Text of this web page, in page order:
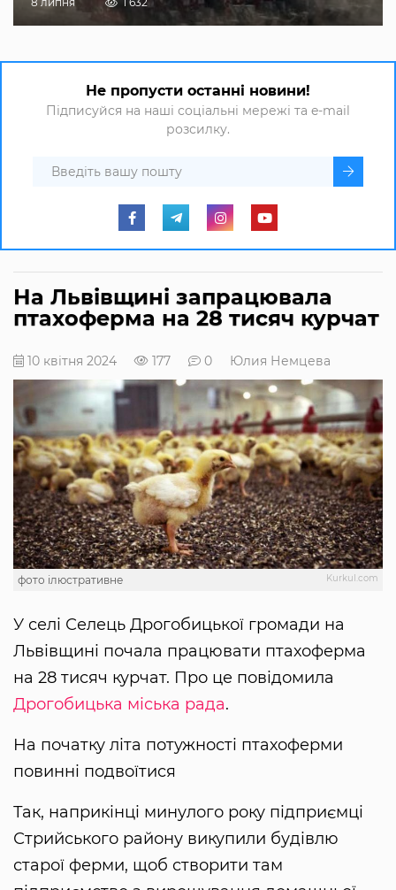
Не пропусти останні новини!
Підписуйся на наші соціальні мережі та e-mail
розсилку.
На Львівщині запрацювала
птахоферма на 28 тисяч курчат
10 квітня 2024 177 0 Юлия Немцева
Kurkul.com
фото ілюстративне
У селі Селець Дрогобицької громади на
Львівщині почала працювати птахоферма
на 28 тисяч курчат. Про це повідомила
Дрогобицька міська рада.
На початку літа потужності птахоферми
повинні подвоїтися
Так, наприкінці минулого року підприємці
Стрийського району викупили будівлю
старої ферми, щоб створити там